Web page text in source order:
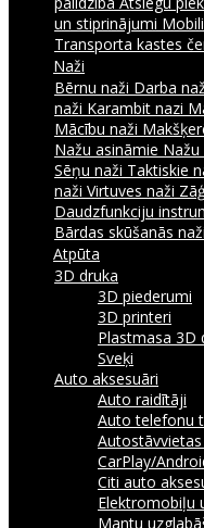
un stiprinājumi
Transporta kastes
Naži
Bērnu naži Darba
naži Karambit nazi
Mācību naži
Nažu asināmie Nažu
Sēņu naži Taktiskie
naži Virtuves naži
Daudzfunkciju
Bārdas skūšanās naži
Atpūta
3D druka
3D piederumi
3D printeri
Plastmasa 3D
Sveķi
Auto aksesuāri
Auto raidītāji
Auto telefonu
CarPlay/
Citi auto
Elektromobiļu
Mantu